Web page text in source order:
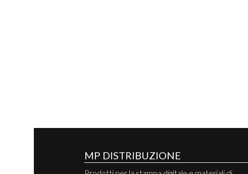
MP DISTRIBUZIONE